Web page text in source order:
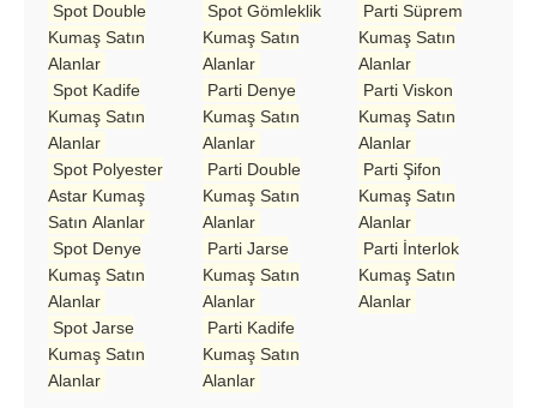
Spot Double
Kumaş Satın
Alanlar
Spot Kadife
Kumaş Satın
Alanlar
Spot Polyester
Astar Kumaş
Satın Alanlar
Spot Denye
Kumaş Satın
Alanlar
Spot Jarse
Kumaş Satın
Alanlar
Spot Gömleklik
Kumaş Satın
Alanlar
Parti Denye
Kumaş Satın
Alanlar
Parti Double
Kumaş Satın
Alanlar
Parti Jarse
Kumaş Satın
Alanlar
Parti Kadife
Kumaş Satın
Alanlar
Parti Süprem
Kumaş Satın
Alanlar
Parti Viskon
Kumaş Satın
Alanlar
Parti Şifon
Kumaş Satın
Alanlar
Parti İnterlok
Kumaş Satın
Alanlar